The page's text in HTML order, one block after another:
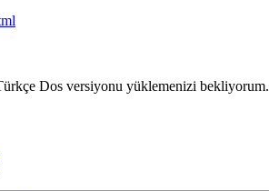
Dos versiyonu yüklemenizi bekliyorum.